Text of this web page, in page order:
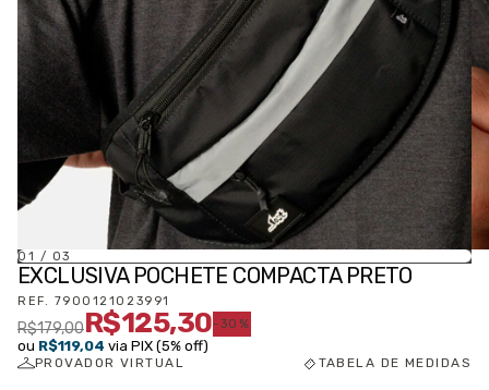
01 / 03
EXCLUSIVA POCHETE COMPACTA PRETO
REF. 7900121023991
R$179,00R$125,30-30 %
ou R$119,04 via PIX (5% off)
PROVADOR VIRTUAL TABELA DE MEDIDAS